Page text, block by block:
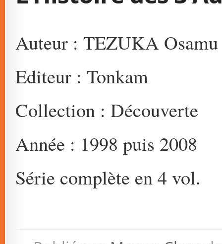
Auteur : TEZUKA Osamu
Editeur : Tonkam
Collection : Découverte
Année : 1998 puis 2008
Série complète en 4 vol.